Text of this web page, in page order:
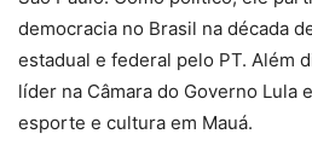
democracia no Brasil na década
estadual e federal pelo PT. Além
líder na Câmara do Governo Lula
esporte e cultura em Mauá.